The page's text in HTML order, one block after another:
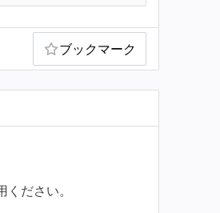
ブックマーク
ださい。